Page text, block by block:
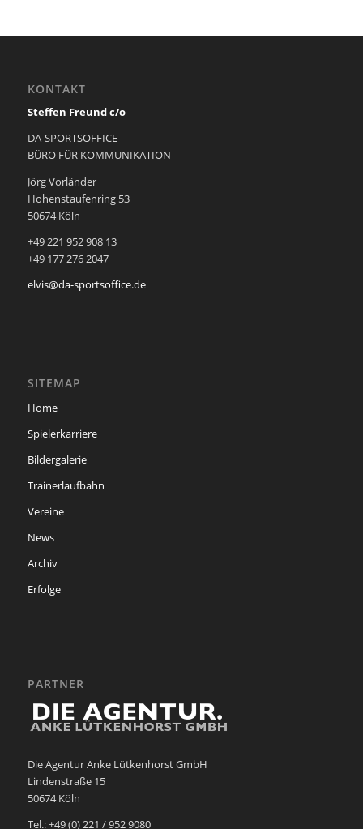
KONTAKT
Steffen Freund c/o
DA-SPORTSOFFICE
BÜRO FÜR KOMMUNIKATION
Jörg Vorländer
Hohenstaufenring 53
50674 Köln
+49 221 952 908 13
+49 177 276 2047
elvis@da-sportsoffice.de
SITEMAP
Home
Spielerkarriere
Bildergalerie
Trainerlaufbahn
Vereine
News
Archiv
Erfolge
PARTNER
Die Agentur Anke Lütkenhorst GmbH
Lindenstraße 15
50674 Köln
Tel.: +49 (0) 221 / 952 9080